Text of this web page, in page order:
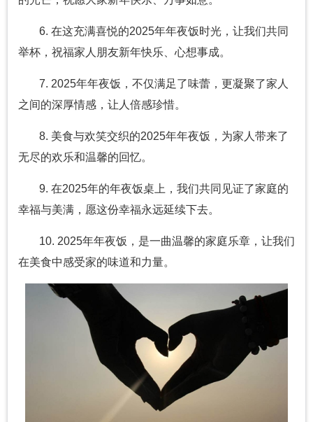
6. 在这充满喜悦的2025年年夜饭时光，让我们共同
举杯，祝福家人朋友新年快乐、心想事成。
7. 2025年年夜饭，不仅满足了味蕾，更凝聚了家人
之间的深厚情感，让人倍感珍惜。
8. 美食与欢笑交织的2025年年夜饭，为家人带来了
无尽的欢乐和温馨的回忆。
9. 在2025年的年夜饭桌上，我们共同见证了家庭的
幸福与美满，愿这份幸福永远延续下去。
10. 2025年年夜饭，是一曲温馨的家庭乐章，让我们
在美食中感受家的味道和力量。